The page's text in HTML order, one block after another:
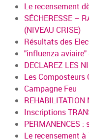
Le recensement
SÉCHERESSE –
(NIVEAU CRISE)
Résultats des
"influenza aviaire"
DECLAREZ LES
Les Composteurs
Campagne Feu
REHABILITATION
Inscriptions
PERMANENCES
Le recensement à